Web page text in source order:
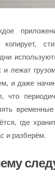
копирует,
и лежат
и даже
что
где
и разберём.